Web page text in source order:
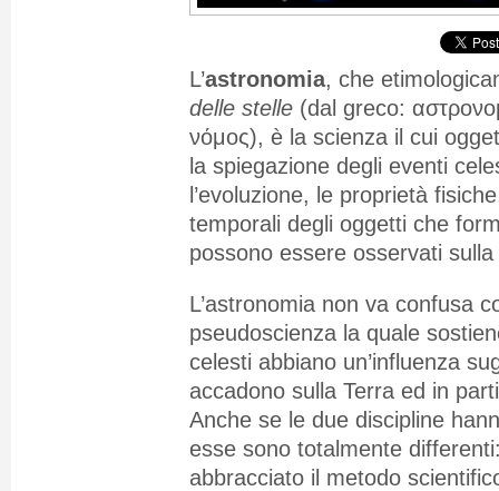
L’astronomia, che
delle stelle (dal greco:
νόμος), è la scienza il cui
la spiegazione degli eventi
l’evoluzione, le proprietà
temporali degli oggetti che
possono essere osservati
L’astronomia non va confusa
pseudoscienza la quale
celesti abbiano un’influenza
accadono sulla Terra ed in
Anche se le due discipline
esse sono totalmente
abbracciato il metodo